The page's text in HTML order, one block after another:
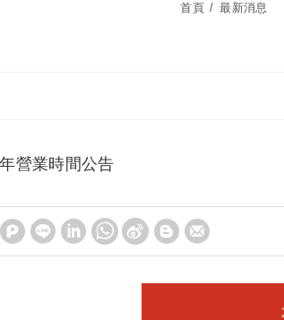
首頁 最新消息
營業時間公告